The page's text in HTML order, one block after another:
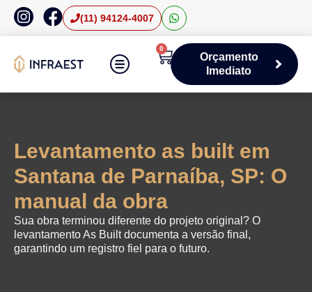
(11) 94124-4007
0
Orçamento
Imediato
Levantamento as built em
Santana de Parnaíba, SP: O
manual da obra
Sua obra terminou diferente do projeto original? O
levantamento As Built documenta a versão final,
garantindo um registro fiel para o futuro.